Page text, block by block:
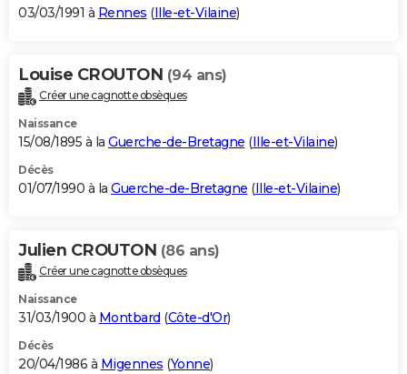
03/03/1991 à Rennes (Ille-et-Vilaine)
Louise CROUTON (94 ans)
Créer une cagnotte obsèques
Naissance
15/08/1895 à la Guerche-de-Bretagne (Ille-et-Vilaine)
Décès
01/07/1990 à la Guerche-de-Bretagne (Ille-et-Vilaine)
Julien CROUTON (86 ans)
Créer une cagnotte obsèques
Naissance
31/03/1900 à Montbard (Côte-d'Or)
Décès
20/04/1986 à Migennes (Yonne)